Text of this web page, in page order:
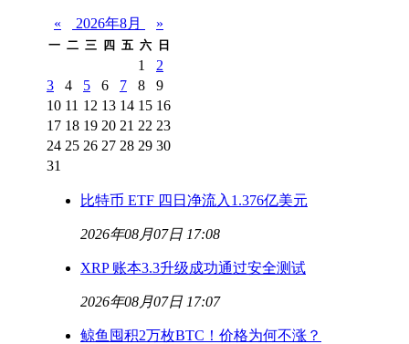
« 2026年8月 »
一 二 三 四 五 六 日
1
2
3
4 5 6 7 8
9
10 11 12 13 14 15 16
17 18 19 20 21 22 23
24 25 26 27 28 29 30
31
比特币 ETF 四日净流入1.376亿美元
2026年08月07日 17:08
XRP 账本3.3升级成功通过安全测试
2026年08月07日 17:07
鲸鱼囤积2万枚BTC！价格为何不涨？